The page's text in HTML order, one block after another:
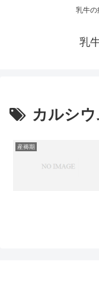
乳牛の
乳
カルシ
産褥期